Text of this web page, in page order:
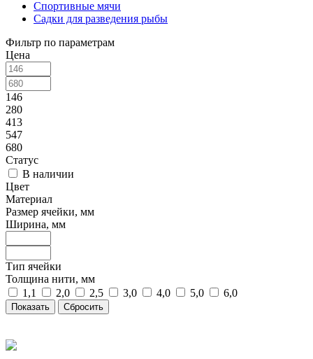
Спортивные мячи
Садки для разведения рыбы
Фильтр по параметрам
Цена
146
280
413
547
680
Статус
В наличии
Цвет
Материал
Размер ячейки, мм
Ширина, мм
Тип ячейки
Толщина нити, мм
1,1
2,0 2,5 3,0 4,0 5,0 6,0
Сбросить